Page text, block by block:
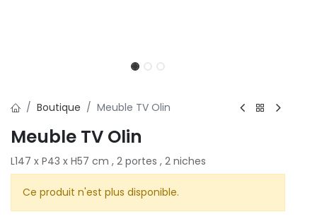
Boutique Meuble TV Olin
Meuble TV Olin
L147 x P43 x H57 cm , 2 portes , 2 niches
Ce produit n'est plus disponible.